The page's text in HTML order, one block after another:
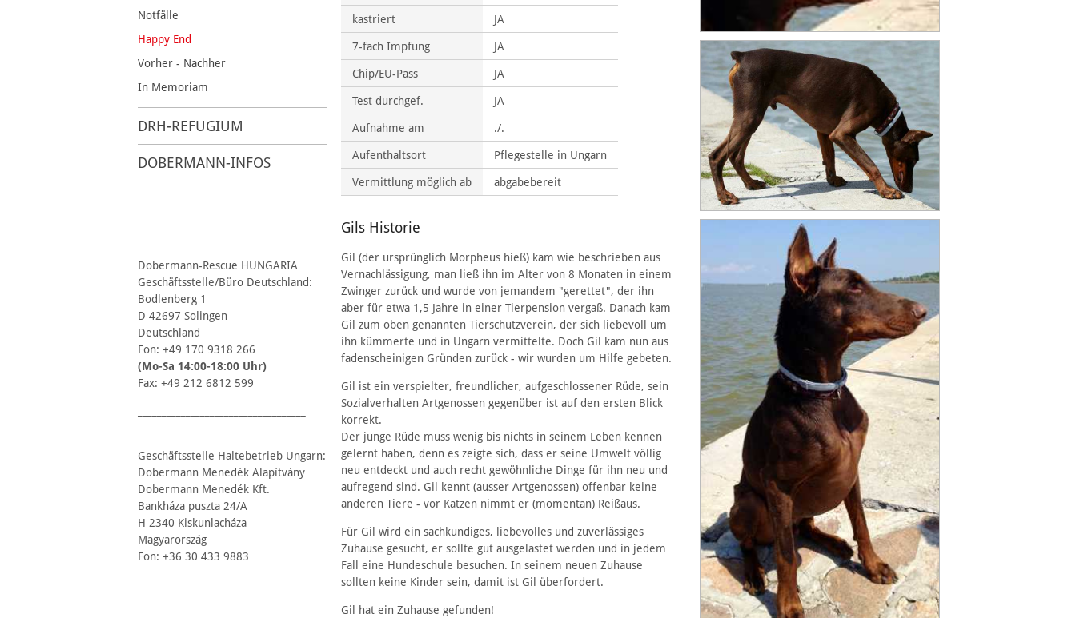
Notfälle
Happy End
Vorher - Nachher
In Memoriam
DRH-REFUGIUM
DOBERMANN-INFOS
Dobermann-Rescue HUNGARIA
Geschäftsstelle/Büro Deutschland:
Bodlenberg 1
D 42697 Solingen
Deutschland
Fon: +49 170 9318 266
(Mo-Sa 14:00-18:00 Uhr)
Fax: +49 212 6812 599
Geschäftsstelle Haltebetrieb Ungarn:
Dobermann Menedék Alapítvány
Dobermann Menedék Kft.
Bankháza puszta 24/A
H 2340 Kiskunlacháza
Magyarország
Fon: +36 30 433 9883
kastriert
JA
7-fach Impfung
JA
Chip/EU-Pass
JA
Test durchgef.
JA
Aufnahme am
./.
Aufenthaltsort
Pflegestelle in Ungarn
Vermittlung möglich ab
abgabebereit
Gils Historie
Gil (der ursprünglich Morpheus hieß) kam wie beschrieben aus
Vernachlässigung, man ließ ihn im Alter von 8 Monaten in einem
Zwinger zurück und wurde von jemandem "gerettet", der ihn
aber für etwa 1,5 Jahre in einer Tierpension vergaß. Danach kam
Gil zum oben genannten Tierschutzverein, der sich liebevoll um
ihn kümmerte und in Ungarn vermittelte. Doch Gil kam nun aus
fadenscheinigen Gründen zurück - wir wurden um Hilfe gebeten.
Gil ist ein verspielter, freundlicher, aufgeschlossener Rüde, sein
Sozialverhalten Artgenossen gegenüber ist auf den ersten Blick
korrekt.
Der junge Rüde muss wenig bis nichts in seinem Leben kennen
gelernt haben, denn es zeigte sich, dass er seine Umwelt völlig
neu entdeckt und auch recht gewöhnliche Dinge für ihn neu und
aufregend sind. Gil kennt (ausser Artgenossen) offenbar keine
anderen Tiere - vor Katzen nimmt er (momentan) Reißaus.
Für Gil wird ein sachkundiges, liebevolles und zuverlässiges
Zuhause gesucht, er sollte gut ausgelastet werden und in jedem
Fall eine Hundeschule besuchen. In seinem neuen Zuhause
sollten keine Kinder sein, damit ist Gil überfordert.
Gil hat ein Zuhause gefunden!